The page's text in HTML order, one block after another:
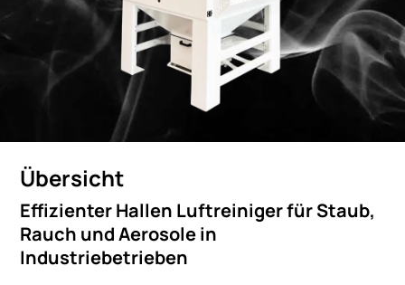
Übersicht
Effizienter Hallen Luftreiniger für Staub,
Rauch und Aerosole in
Industriebetrieben